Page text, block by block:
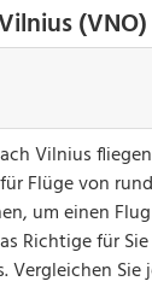
(VNO)
Vilnius
Flüge von
um einen
Richtige für
Vergleichen